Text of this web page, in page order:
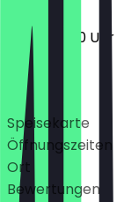
11:30 - 23:00 Uhr
Deals
Speisekarte
Öffnungszeiten
Ort
Bewertungen